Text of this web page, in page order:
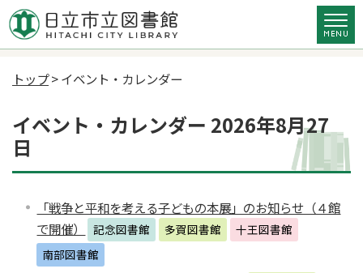
トップ> イベント・カレンダー
イベント・カレンダー 2026年8月27
日
「戦争と平和を考える子どもの本展」のお知らせ（４館
で開催）
記念図書館 多賀図書館
十王図書館
南部図書館